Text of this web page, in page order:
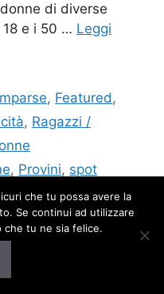
di diverse
e i 50 … Leggi
, Featured,
, Ragazzi /
, Provini, spot
,Uomini
che tu possa avere la
Se continui ad utilizzare
che tu ne sia felice.